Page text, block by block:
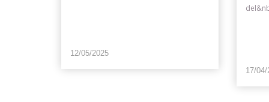
12/05/2025
17/04/